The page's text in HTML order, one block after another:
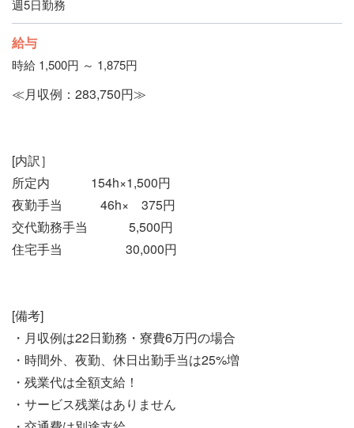
週5日勤務
給与
時給 1,500円 ～ 1,875円
≪月収例：283,750円≫
[内訳］
所定内 154h×1,500円
夜勤手当 46h× 375円
交代勤務手当 5,500円
住宅手当 30,000円
[備考]
・月収例は22日勤務・寮費6万円の場合
・時間外、夜勤、休日出勤手当は25%増
・残業代は全額支給！
・サービス残業はありません